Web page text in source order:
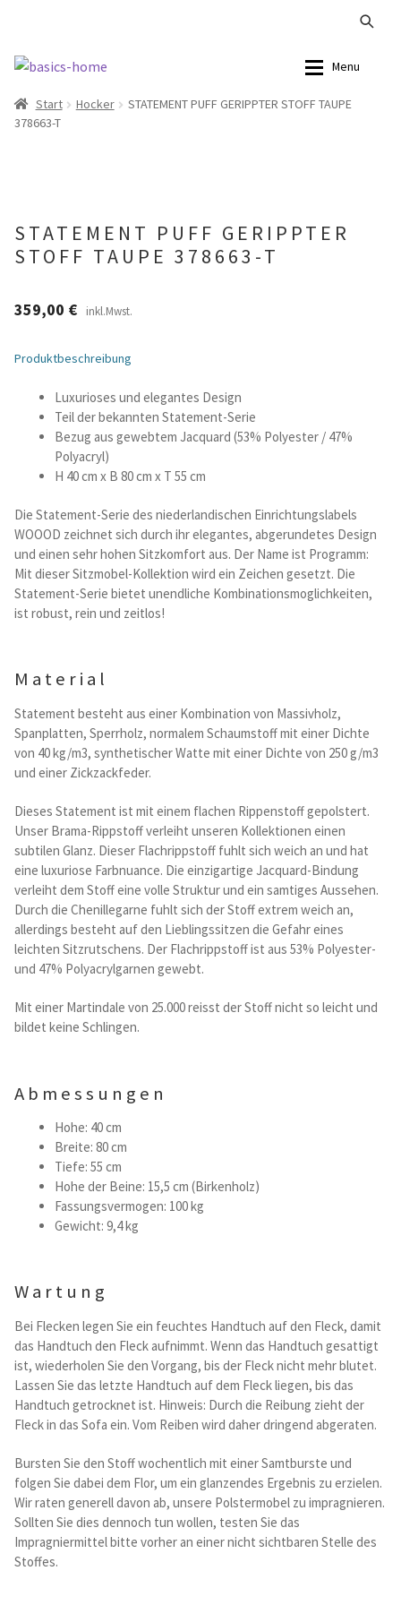
Zur
springen
Zum
springen
Menu
Alle Produkte
Tische
Aufbewahrung
Lampen
Betten und Bettsofas
Outdoor
TV- und Mediamöbel
Kataloge Massivholz
Massivholz Schlafen
Massivholz Wohnen
Kataloge Trends
Summer Sale
Alle Produkte
Kataloge Trends
Summer Sale
Start Hocker
STATEMENT PUFF GERIPPTER STOFF TAUPE
378663-T
STATEMENT PUFF GERIPPTER
STOFF TAUPE 378663-T
359,00 € inkl.Mwst.
Produktbeschreibung
Luxurioses und elegantes Design
Teil der bekannten Statement-Serie
Bezug aus gewebtem Jacquard (53% Polyester / 47%
Polyacryl)
H 40 cm x B 80 cm x T 55 cm
Die Statement-Serie des niederlandischen Einrichtungslabels
WOOOD zeichnet sich durch ihr elegantes, abgerundetes Design
und einen sehr hohen Sitzkomfort aus. Der Name ist Programm:
Mit dieser Sitzmobel-Kollektion wird ein Zeichen gesetzt. Die
Statement-Serie bietet unendliche Kombinationsmoglichkeiten,
ist robust, rein und zeitlos!
Material
Statement besteht aus einer Kombination von Massivholz,
Spanplatten, Sperrholz, normalem Schaumstoff mit einer Dichte
von 40 kg/m3, synthetischer Watte mit einer Dichte von 250 g/m3
und einer Zickzackfeder.
Dieses Statement ist mit einem flachen Rippenstoff gepolstert.
Unser Brama-Rippstoff verleiht unseren Kollektionen einen
subtilen Glanz. Dieser Flachrippstoff fuhlt sich weich an und hat
eine luxuriose Farbnuance. Die einzigartige Jacquard-Bindung
verleiht dem Stoff eine volle Struktur und ein samtiges Aussehen.
Durch die Chenillegarne fuhlt sich der Stoff extrem weich an,
allerdings besteht auf den Lieblingssitzen die Gefahr eines
leichten Sitzrutschens. Der Flachrippstoff ist aus 53% Polyester-
und 47% Polyacrylgarnen gewebt.
Mit einer Martindale von 25.000 reisst der Stoff nicht so leicht und
bildet keine Schlingen.
Abmessungen
Hohe: 40 cm
Breite: 80 cm
Tiefe: 55 cm
Hohe der Beine: 15,5 cm (Birkenholz)
Fassungsvermogen: 100 kg
Gewicht: 9,4 kg
Wartung
Bei Flecken legen Sie ein feuchtes Handtuch auf den Fleck, damit
das Handtuch den Fleck aufnimmt. Wenn das Handtuch gesattigt
ist, wiederholen Sie den Vorgang, bis der Fleck nicht mehr blutet.
Lassen Sie das letzte Handtuch auf dem Fleck liegen, bis das
Handtuch getrocknet ist. Hinweis: Durch die Reibung zieht der
Fleck in das Sofa ein. Vom Reiben wird daher dringend abgeraten.
Bursten Sie den Stoff wochentlich mit einer Samtburste und
folgen Sie dabei dem Flor, um ein glanzendes Ergebnis zu erzielen.
Wir raten generell davon ab, unsere Polstermobel zu impragnieren.
Sollten Sie dies dennoch tun wollen, testen Sie das
Impragniermittel bitte vorher an einer nicht sichtbaren Stelle des
Stoffes.